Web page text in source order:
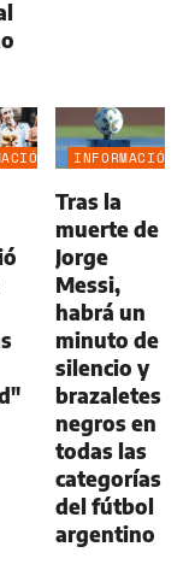
INFORMACIÓN
Tras la
muerte de
Jorge
Messi,
habrá un
minuto de
silencio y
brazaletes
negros en
todas las
categorías
del fútbol
argentino